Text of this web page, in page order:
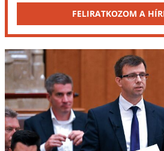
FELIRATKOZOM A